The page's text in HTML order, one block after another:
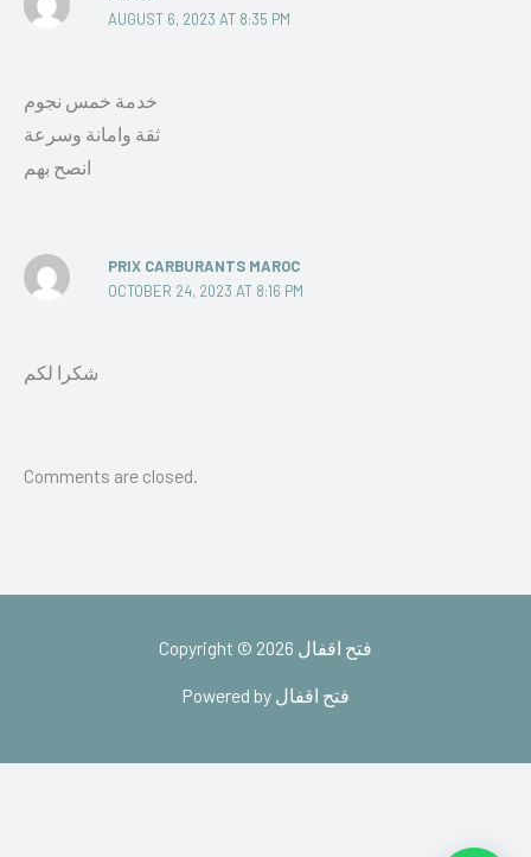
AUGUST 6, 2023 AT 8:35 PM
خدمة خمس نجوم
ثقة وامانة وسرعة
انصح بهم
PRIX CARBURANTS MAROC
OCTOBER 24, 2023 AT 8:16 PM
شكرا لكم
Comments are closed.
Copyright © 2026 فتح اقفال
Powered by فتح اقفال